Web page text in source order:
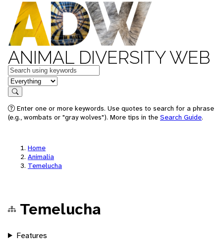
ANIMAL DIVERSITY WEB
Keywords
in feature
Search
Enter one or more keywords. Use quotes to search for a phrase
(e.g., wombats or "gray wolves"). More tips in the Search Guide.
Home
Animalia
Temelucha
Temelucha
Features